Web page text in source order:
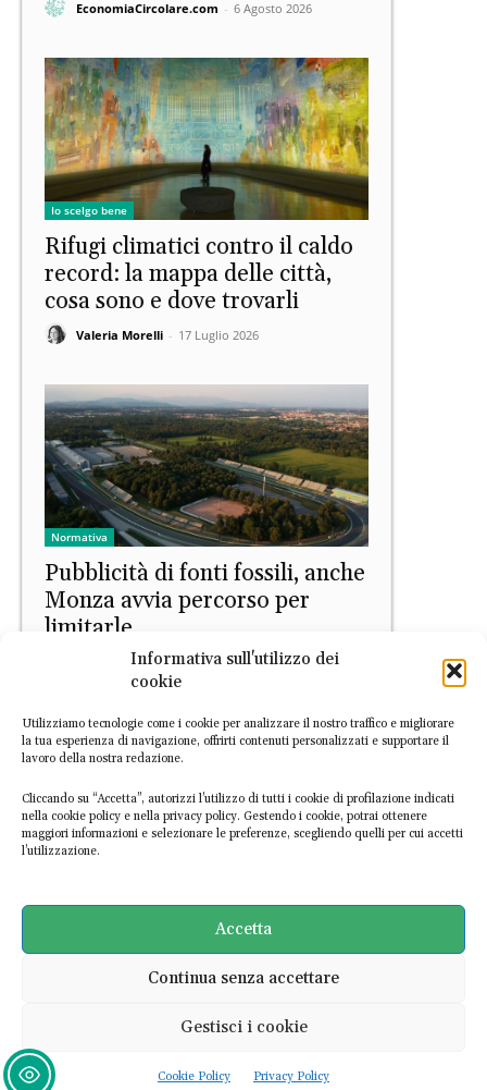
Informativa sull'utilizzo dei
cookie
Utilizziamo tecnologie come i cookie per analizzare il nostro traffico e migliorare
la tua esperienza di navigazione, offrirti contenuti personalizzati e supportare il
lavoro della nostra redazione.
Cliccando su “Accetta”, autorizzi l’utilizzo di tutti i cookie di profilazione indicati
nella cookie policy e nella privacy policy. Gestendo i cookie, potrai ottenere
maggiori informazioni e selezionare le preferenze, scegliendo quelli per cui accetti
l’utilizzazione.
Accetta
Continua senza accettare
Gestisci i cookie
Cookie Policy Privacy Policy
EconomiaCircolare.com - 6 Agosto 2026
Io scelgo bene
Rifugi climatici contro il caldo
record: la mappa delle città,
cosa sono e dove trovarli
Valeria Morelli - 17 Luglio 2026
Normativa
Pubblicità di fonti fossili, anche
Monza avvia percorso per
limitarle
EconomiaCircolare.com - 22 Giugno 2026
Le banche non frenano sulle
fossili, anzi: 8.700 miliardi di
dollari da Parigi a oggi
Daniele Di Stefano - 15 Giugno 2026